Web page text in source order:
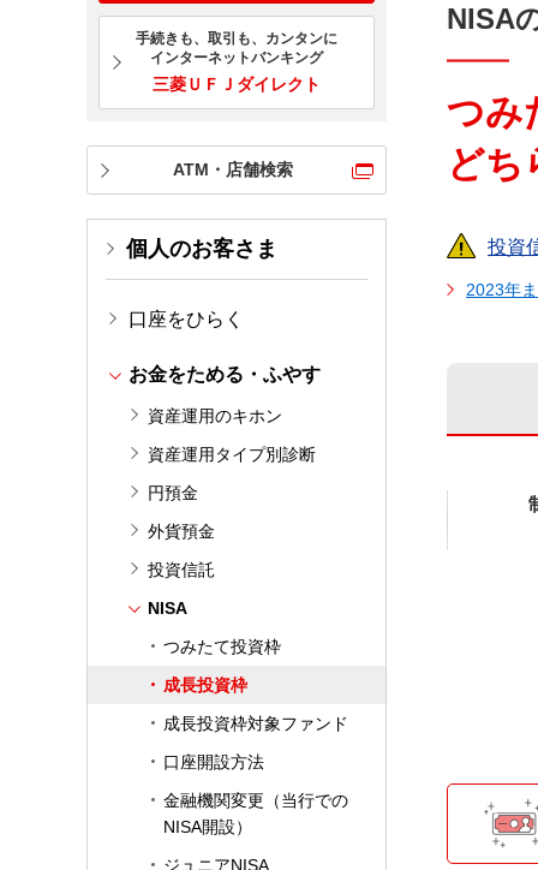
手続きも、取引も、カンタンに
インターネットバンキング
三菱ＵＦＪダイレクト
ATM・店舗検索
個人のお客さま
口座をひらく
お金をためる・ふやす
資産運用のキホン
資産運用タイプ別診断
円預金
外貨預金
投資信託
NISA
つみたて投資枠
成長投資枠
成長投資枠対象ファンド
口座開設方法
金融機関変更（当行での
NISA開設）
ジュニアNISA
NISA
つみ
どち
投資
2023年